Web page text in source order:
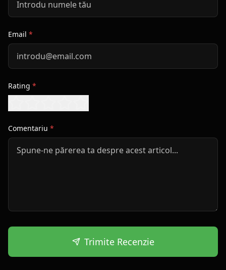
Email *
Rating *
Comentariu *
Trimite Recenzie